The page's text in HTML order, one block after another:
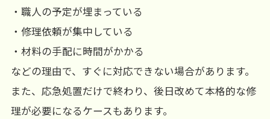
・職人の予定が埋まっている
・修理依頼が集中している
・材料の手配に時間がかかる
などの理由で、すぐに対応できない場合があります。
また、応急処置だけで終わり、後日改めて本格的な修
理が必要になるケースもあります。